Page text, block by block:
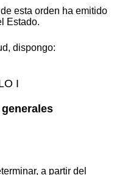
esta orden ha emitido
Estado.
dispongo:
I
a partir del